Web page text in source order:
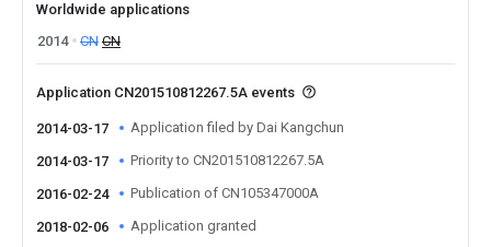
Worldwide applications
2014
CN CN
Application CN201510812267.5A events
2014-03-17 Application filed by Dai Kangchun
2014-03-17 Priority to CN201510812267.5A
2016-02-24 Publication of CN105347000A
2018-02-06 Application granted